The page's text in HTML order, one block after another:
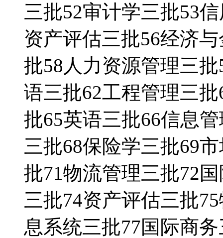
三批52审计学三批53
资产评估三批56经济
批58人力资源管理三
语三批62工程管理三
批65英语三批66信息
三批68保险学三批69
批71物流管理三批72
三批74资产评估三批
息系统三批77国际商